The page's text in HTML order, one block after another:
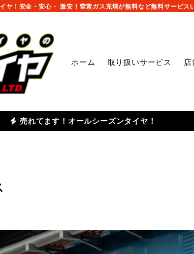
！安全・安心・ 激安！窒素ガス充填が無料など無料サービス
ホーム 取り扱いサービス
売れてます！オールシーズンタイヤ！